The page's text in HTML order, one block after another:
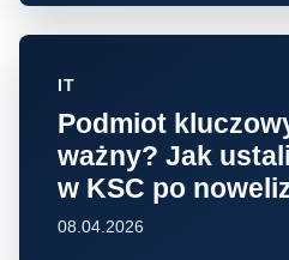
IT
Podmiot
ważny? Jak
w KSC po
08.04.2026